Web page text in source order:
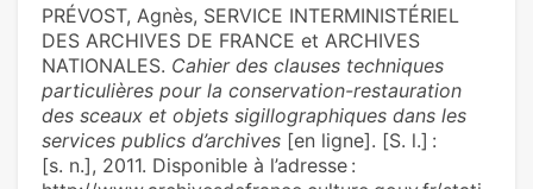
PRÉVOST, Agnès, SERVICE INTERMINISTÉRIEL
DES ARCHIVES DE FRANCE et ARCHIVES
NATIONALES. Cahier des clauses techniques
particulières pour la conservation-restauration
des sceaux et objets sigillographiques dans les
services publics d’archives [en ligne]. [S. l.] :
[s. n.], 2011. Disponible à l’adresse :